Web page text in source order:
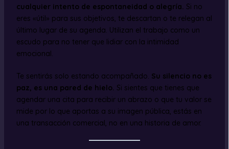
cualquier intento de espontaneidad o alegría. Si no
eres «útil» para sus objetivos, te descartan o te relegan al
último lugar de su agenda. Utilizan el trabajo como un
escudo para no tener que lidiar con la intimidad
emocional.
Te sentirás solo estando acompañado. Su silencio no es
paz, es una pared de hielo. Si sientes que tienes que
agendar una cita para recibir un abrazo o que tu valor se
mide por lo que aportas a su imagen pública, estás en
una transacción comercial, no en una historia de amor.